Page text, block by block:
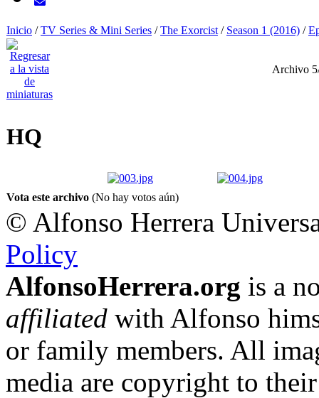
Inicio /TV Series & Mini Series /The Exorcist / Season 1 (2016) /
Archivo
HQ
Vota este archivo (No hay votos aún)
© Alfonso Herrera
Policy
AlfonsoHerrera.org is a
affiliated with Alfonso
or family members. All
media are copyright to